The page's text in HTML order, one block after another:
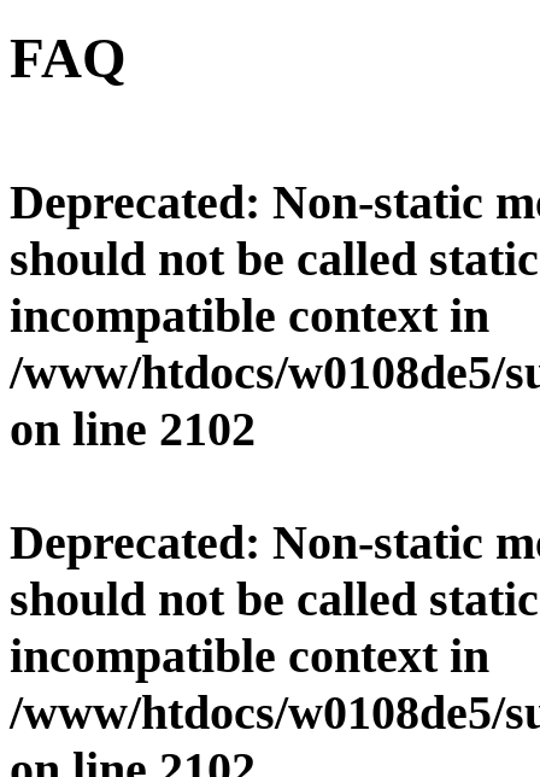
FAQ
Deprecated: Non-static
should not be called
incompatible context in
/www/htdocs/w0108de5/
on line 2102
Deprecated: Non-static
should not be called
incompatible context in
/www/htdocs/w0108de5/